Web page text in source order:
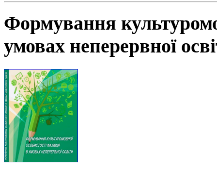
Формування
умовах неперервної